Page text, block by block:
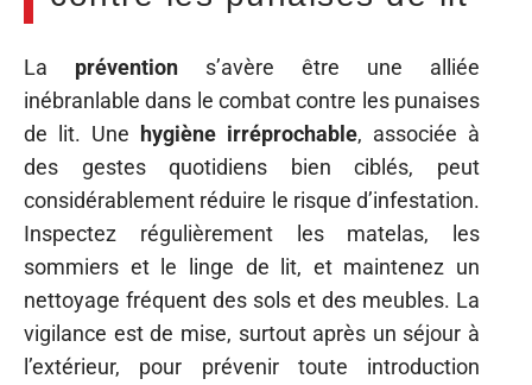
La prévention s’avère être une alliée
inébranlable dans le combat contre les punaises
de lit. Une hygiène irréprochable, associée à
des gestes quotidiens bien ciblés, peut
considérablement réduire le risque d’infestation.
Inspectez régulièrement les matelas, les
sommiers et le linge de lit, et maintenez un
nettoyage fréquent des sols et des meubles. La
vigilance est de mise, surtout après un séjour à
l’extérieur, pour prévenir toute introduction